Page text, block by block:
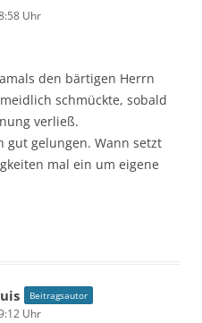
Uhr
den bärtigen Herrn
schmückte, sobald
verließ.
gut gelungen. Wann setzt
mal ein um eigene
Beitragsautor
Uhr